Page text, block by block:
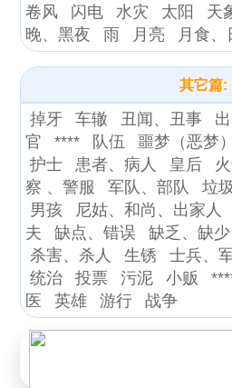
卷风
闪电 水灾 太阳 天
晚、黑夜
雨 月亮 月食、
其它篇:
掉牙 车辙 丑闻、丑事
官
**** 队伍 噩梦（恶梦
护士
患者、病人 皇后
察 、警服
军队、部队 垃圾
男孩
尼姑、和尚、出家人
夫
缺点、错误 缺乏、缺
杀害、杀人
生锈 士兵、
统治
投票 污泥 小贩
医
英雄 游行 战争